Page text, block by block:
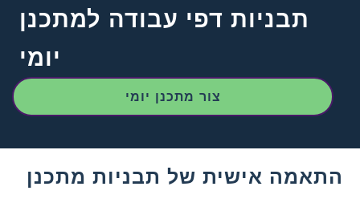
תבניות דפי עבודה למתכנן
יומי
צור מתכנן יומי
התאמה אישית של תבניות מתכנן